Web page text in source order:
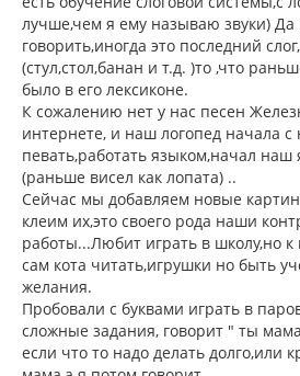
лучше,чем я ему называю звуки)
говорить,иногда это последний
(стул,стол,банан и т.д. )то ,что
было в его лексиконе.
К сожалению нет у нас песен
интернете, и наш логопед начала
певать,работать языком,начал наш
(раньше висел как лопата) ..
Сейчас мы добавляем новые
клеим их,это своего рода наши
работы...Любит играть в школу,но к
сам кота читать,игрушки но быть
желания.
Пробовали с буквами играть в
сложные задания, говорит " ты
если что то надо делать долго,или